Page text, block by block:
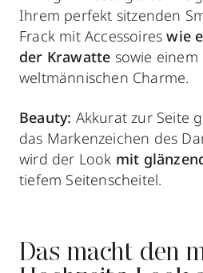
Ihrem perfekt sitzenden
Frack mit Accessoireswie
der Krawatte sowie
weltmännischen Charme.
Beauty: Akkurat zur Seite
das Markenzeichen des
wird der Look mit
tiefem Seitenscheitel.
Das macht den